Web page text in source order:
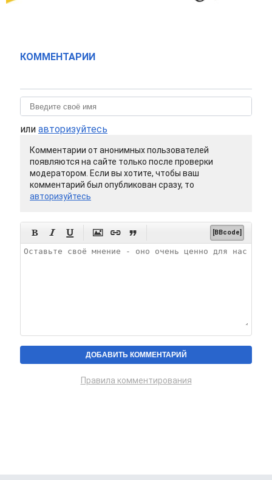
КОММЕНТАРИИ
или авторизуйтесь
Комментарии от анонимных пользователей
появляются на сайте только после проверки
модератором. Если вы хотите, чтобы ваш
комментарий был опубликован сразу, то
авторизуйтесь
      [BBcode]
Правила комментирования